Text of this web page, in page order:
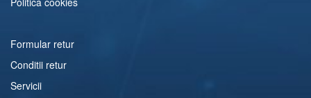
Formular retur
Conditii retur
Servicii